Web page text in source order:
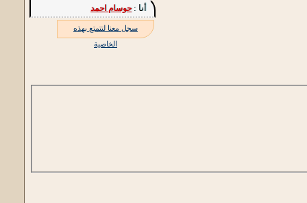
أنا :حوسام احمد
سجل معنا لتتمتع بهذه
الخاصية